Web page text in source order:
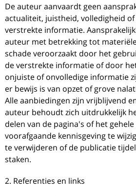
De auteur aanvaardt geen
actualiteit, juistheid, volledigheid
verstrekte informatie.
auteur met betrekking tot
schade veroorzaakt door het
de verstrekte informatie of door
onjuiste of onvolledige informatie
er bewijs is van opzet of grove
Alle aanbiedingen zijn vrijblijvend
auteur behoudt zich uitdrukkelijk
delen van de pagina's of het
voorafgaande kennisgeving te
te verwijderen of de publicatie
staken.
2. Referenties en links